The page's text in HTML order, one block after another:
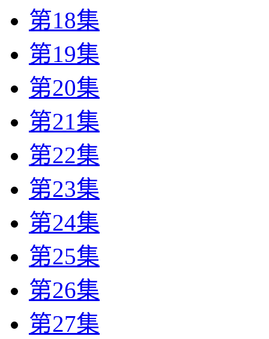
第18集
第19集
第20集
第21集
第22集
第23集
第24集
第25集
第26集
第27集